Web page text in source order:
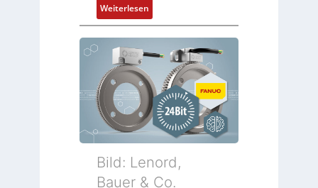
Weiterlesen:
D
r
e
g
e
b
e
r
k
o
Bild: Lenord,
Bauer & Co.